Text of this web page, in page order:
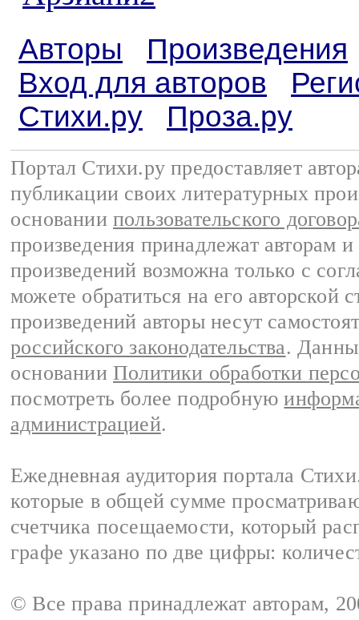
Авторы
Произведения
Вход для авторов
Стихи.ру
Проза.ру
Портал Стихи.ру предоставляет
публикации своих литературных
основании пользовательского
произведения принадлежат авторам
произведений возможна только с
можете обратиться на его авторской
произведений авторы несут
российского законодательства.
основании Политики обработки
посмотреть более подробную
администрацией.
Ежедневная аудитория портала
которые в общей сумме
счетчика посещаемости, который
графе указано по две цифры:
© Все права принадлежат авторам,